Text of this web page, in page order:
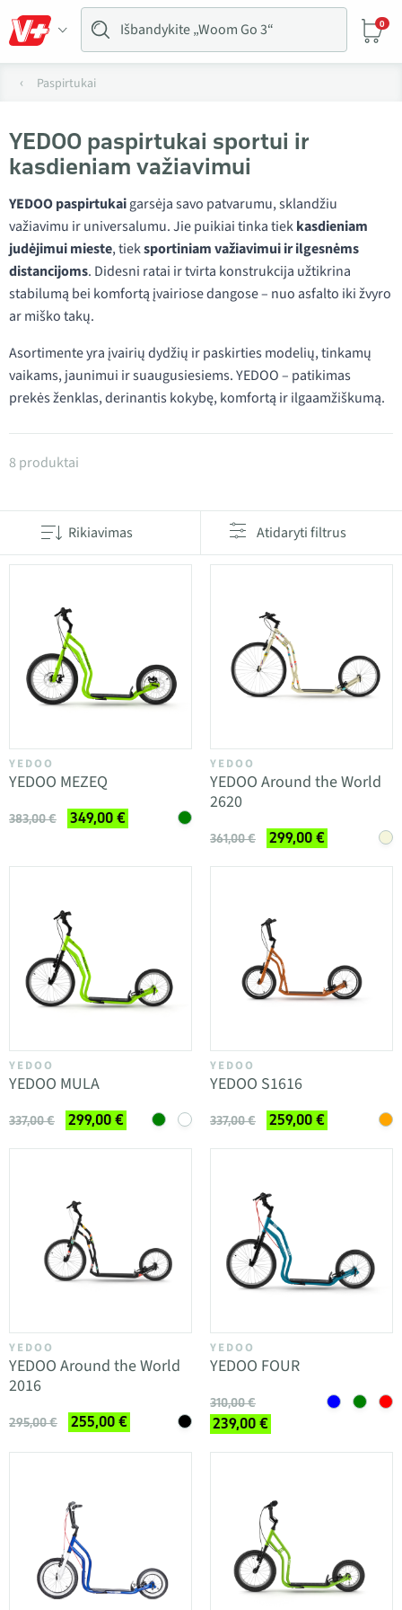
0
Paspirtukai
YEDOO paspirtukai sportui ir
kasdieniam važiavimui
YEDOO paspirtukaigarsėja savo patvarumu, sklandžiu
važiavimu ir universalumu. Jie puikiai tinka tiekkasdieniam
judėjimui mieste, tieksportiniam važiavimui ir ilgesnėms
distancijoms. Didesni ratai ir tvirta konstrukcija užtikrina
stabilumą bei komfortą įvairiose dangose – nuo asfalto iki žvyro
ar miško takų.
Asortimente yra įvairių dydžių ir paskirties modelių, tinkamų
vaikams, jaunimui ir suaugusiesiems. YEDOO – patikimas
prekės ženklas, derinantis kokybę, komfortą ir ilgaamžiškumą.
Produktai kategorijoje YEDOO paspirtukai
8 produktai
Rikiavimas Atidaryti filtrus
YEDOO
YEDOO MEZEQ
383,00 € 349,00 €
YEDOO
YEDOO Around the World
2620
361,00 € 299,00 €
YEDOO
YEDOO MULA
337,00 € 299,00 €
YEDOO
YEDOO S1616
337,00 € 259,00 €
YEDOO
YEDOO Around the World
2016
295,00 € 255,00 €
YEDOO
YEDOO FOUR
310,00 €
239,00 €